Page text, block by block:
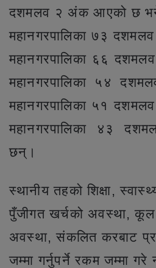
दशमलव २ अंक आएको छ भने
महानगरपालिका ७३
महानगरपालिका ६६ दशमलव
महानगरपालिका ५४
महानगरपालिका ५१
महानगरपालिका ४३
छन्।
स्थानीय तहको शिक्षा,
पुँजीगत खर्चको अवस्था, कूल
अवस्था, संकलित करबाट
जम्मा गर्नुपर्ने रकम जम्मा